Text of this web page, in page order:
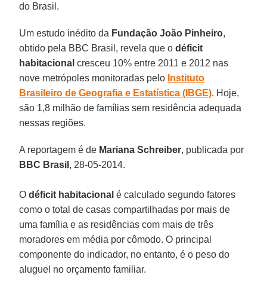
do Brasil.
Um estudo inédito da Fundação João Pinheiro,
obtido pela BBC Brasil, revela que odéficit
habitacional cresceu 10% entre 2011 e 2012 nas
nove metrópoles monitoradas pelo Instituto
Brasileiro de Geografia e Estatística (IBGE). Hoje,
são 1,8 milhão de famílias sem residência adequada
nessas regiões.
A reportagem é de Mariana Schreiber, publicada por
BBC Brasil , 28-05-2014.
Odéficit habitacional é calculado segundo fatores
como o total de casas compartilhadas por mais de
uma família e as residências com mais de três
moradores em média por cômodo. O principal
componente do indicador, no entanto, é o peso do
aluguel no orçamento familiar.